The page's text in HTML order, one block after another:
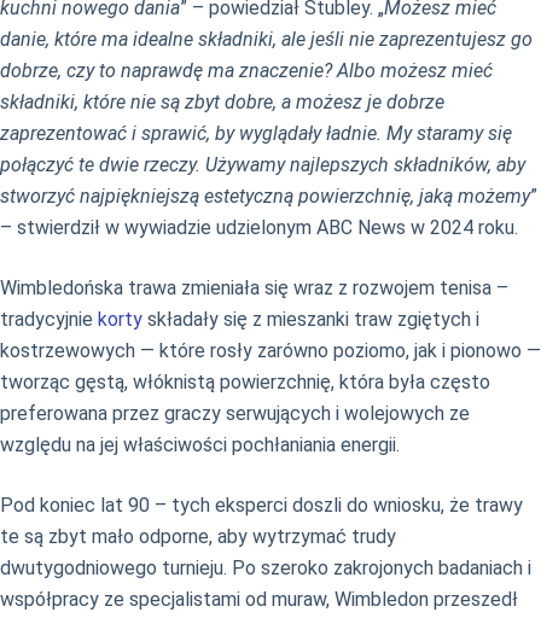
kuchni nowego dania” – powiedział Stubley. „Możesz mieć
danie, które ma idealne składniki, ale jeśli nie zaprezentujesz go
dobrze, czy to naprawdę ma znaczenie? Albo możesz mieć
składniki, które nie są zbyt dobre, a możesz je dobrze
zaprezentować i sprawić, by wyglądały ładnie. My staramy się
połączyć te dwie rzeczy. Używamy najlepszych składników, aby
stworzyć najpiękniejszą estetyczną powierzchnię, jaką możemy”
– stwierdził w wywiadzie udzielonym ABC News w 2024 roku.
Wimbledońska trawa zmieniała się wraz z rozwojem tenisa –
tradycyjnie korty składały się z mieszanki traw zgiętych i
kostrzewowych — które rosły zarówno poziomo, jak i pionowo —
tworząc gęstą, włóknistą powierzchnię, która była często
preferowana przez graczy serwujących i wolejowych ze
względu na jej właściwości pochłaniania energii.
Pod koniec lat 90 – tych eksperci doszli do wniosku, że trawy
te są zbyt mało odporne, aby wytrzymać trudy
dwutygodniowego turnieju. Po szeroko zakrojonych badaniach i
współpracy ze specjalistami od muraw, Wimbledon przeszedł